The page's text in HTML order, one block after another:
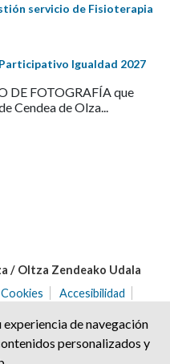
servicio de Fisioterapia
Igualdad 2027
DE FOTOGRAFÍA que
Cendea de Olza...
/ Oltza Zendeako Udala
Accesibilidad
| Ororbia (NAVARRA)
948 32 21 04
de navegación
personalizados y